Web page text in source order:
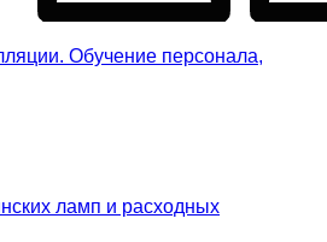
Обучение персонала,
ламп и расходных